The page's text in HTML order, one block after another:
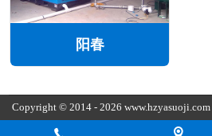
阳春
Copyright © 2014 - 2026 www.hzyasuoji.com
胜智能装备（深圳）有限公司版权所有